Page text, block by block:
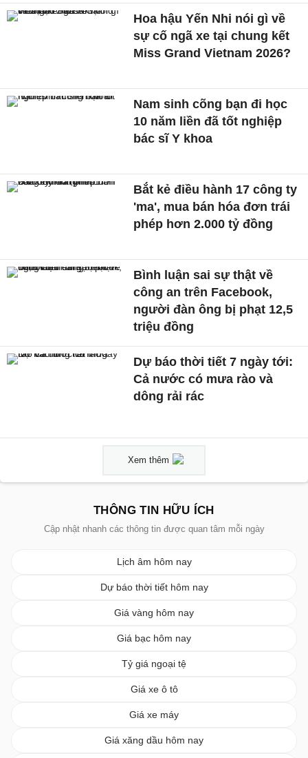
Hoa hậu Yến Nhi nói gì về
sự cố ngã xe tại chung kết
Miss Grand Vietnam 2026?
Nam sinh cõng bạn đi học
10 năm liền đã tốt nghiệp
bác sĩ Y khoa
Bắt kẻ điều hành 17 công ty
'ma', mua bán hóa đơn trái
phép hơn 2.000 tỷ đồng
Bình luận sai sự thật về
công an trên Facebook,
người đàn ông bị phạt 12,5
triệu đồng
Dự báo thời tiết 7 ngày tới:
Cả nước có mưa rào và
dông rải rác
Xem thêm
THÔNG TIN HỮU ÍCH
Cập nhật nhanh các thông tin được quan tâm mỗi ngày
Lịch âm hôm nay
Dự báo thời tiết hôm nay
Giá vàng hôm nay
Giá bạc hôm nay
Tỷ giá ngoại tệ
Giá xe ô tô
Giá xe máy
Giá xăng dầu hôm nay